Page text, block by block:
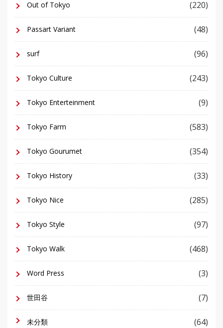
Out of Tokyo (220)
Passart Variant (48)
surf (96)
Tokyo Culture (243)
Tokyo Enterteinment (9)
Tokyo Farm (583)
Tokyo Gourumet (354)
Tokyo History (33)
Tokyo Nice (285)
Tokyo Style (97)
Tokyo Walk (468)
Word Press (3)
世田谷 (7)
未分類 (64)